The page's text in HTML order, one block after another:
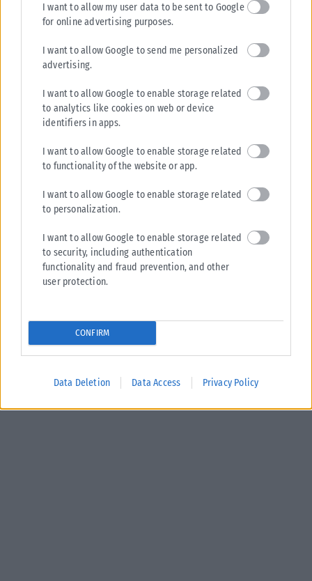
I want to allow my user data to be sent to Google
for online advertising purposes.
I want to allow Google to send me personalized
advertising.
I want to allow Google to enable storage related
to analytics like cookies on web or device
identifiers in apps.
I want to allow Google to enable storage related
to functionality of the website or app.
I want to allow Google to enable storage related
to personalization.
I want to allow Google to enable storage related
to security, including authentication
functionality and fraud prevention, and other
user protection.
CONFIRM
Data Deletion Data Access Privacy Policy